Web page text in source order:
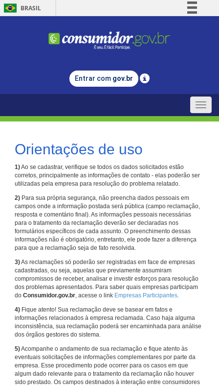
BRASIL
Comunica BR
Legislação
Entrar com gov.br
Toggle
Orientações de uso
1)Ao se cadastrar, verifique se todos os dados solicitados estão
corretos, principalmente as informações de contato - elas poderão ser
utilizadas pela empresa para resolução do problema relatado.
2) Para sua própria segurança, não preencha dados pessoais em
campos onde a informação postada será pública (campo reclamação,
resposta e comentário final). As informações pessoais necessárias
para o tratamento da reclamação deverão ser declaradas nos
formulários específicos de cada assunto. O preenchimento dessas
informações não é obrigatório, entretanto, ele pode fazer a diferença
para que a reclamação seja de fato resolvida.
3)As reclamações só poderão ser registradas em face de empresas
cadastradas, ou seja, aquelas que previamente assumiram
compromissos de receber, analisar e investir esforços para resolução
dos problemas apresentados. Para saber quais empresas participam
do Consumidor.gov.br, acesse o link Empresas Participantes.
4) Fique atento! Sua reclamação deve se basear em fatos e
informações relacionados à empresa reclamada. Caso haja alguma
inconsistência, sua reclamação poderá ser encaminhada para análise
dos órgãos gestores do sistema.
5)Acompanhe o andamento de sua reclamação e fique atento às
eventuais solicitações de informações complementares por parte da
empresa. Esse procedimento pode ocorrer para os casos em que
algum dado relevante para o tratamento da reclamação não houver
sido prestado. Os campos destinados à interação entre consumidores